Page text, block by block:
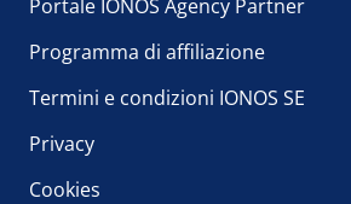
Portale IONOS Agency Partner
Programma di affiliazione
Termini e condizioni IONOS SE
Privacy
Cookies